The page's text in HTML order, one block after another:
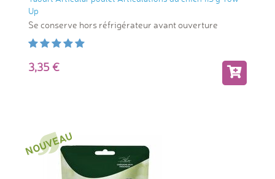
Up
Se conserve hors réfrigérateur avant ouverture
3,35